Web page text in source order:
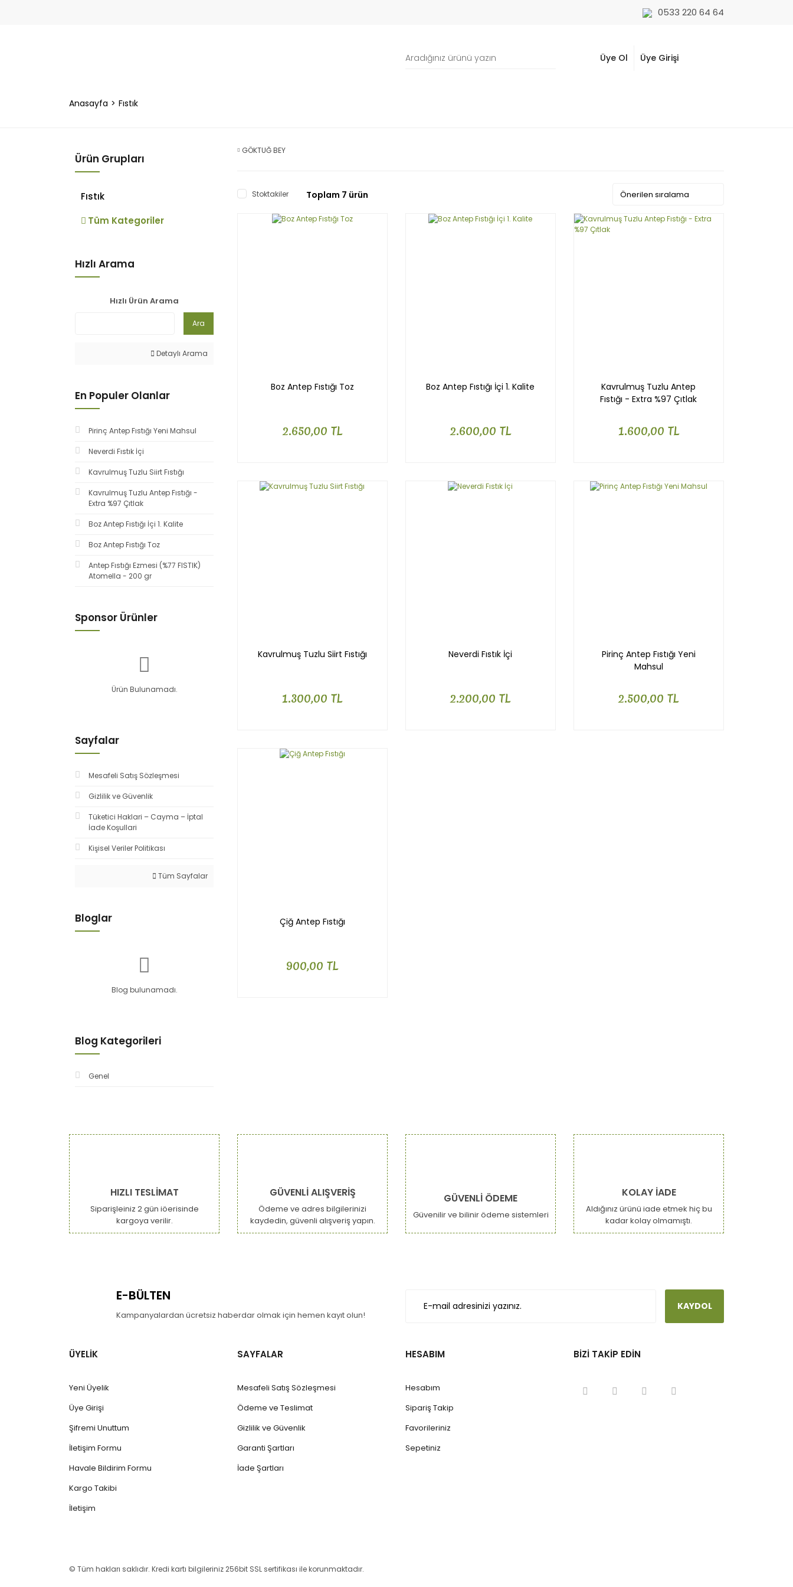
0533 220 64 64
Üye Ol Üye Girişi
Anasayfa Fıstık
Ürün Grupları
Fıstık
Tüm Kategoriler
Hızlı Arama
Hızlı Ürün Arama
Ara
Detaylı Arama
En Populer Olanlar
Pirinç Antep Fıstığı Yeni Mahsul
Neverdi Fıstık İçi
Kavrulmuş Tuzlu Siirt Fıstığı
Kavrulmuş Tuzlu Antep Fıstığı -
Extra %97 Çıtlak
Boz Antep Fıstığı İçi 1. Kalite
Boz Antep Fıstığı Toz
Antep Fıstığı Ezmesi (%77 FISTIK)
Atomella - 200 gr
Sponsor Ürünler
Ürün Bulunamadı.
Sayfalar
Mesafeli Satış Sözleşmesi
Gizlilik ve Güvenlik
Tüketici Haklari – Cayma – İptal
İade Koşullari
Kişisel Veriler Politikası
Tüm Sayfalar
Bloglar
Blog bulunamadı.
Blog Kategorileri
Genel
GÖKTUĞ BEY
Stoktakiler Toplam 7 ürün
Boz Antep Fıstığı Toz
2.650,00 TL
Boz Antep Fıstığı İçi 1. Kalite
2.600,00 TL
Kavrulmuş Tuzlu Antep
Fıstığı - Extra %97 Çıtlak
1.600,00 TL
Kavrulmuş Tuzlu Siirt Fıstığı
1.300,00 TL
Neverdi Fıstık İçi
2.200,00 TL
Pirinç Antep Fıstığı Yeni
Mahsul
2.500,00 TL
Çiğ Antep Fıstığı
900,00 TL
HIZLI TESLİMAT
Siparişleiniz 2 gün iöerisinde
kargoya verilir.
GÜVENLİ ALIŞVERİŞ
Ödeme ve adres bilgilerinizi
kaydedin, güvenli alışveriş yapın.
GÜVENLİ ÖDEME
Güvenilir ve bilinir ödeme sistemleri
KOLAY İADE
Aldığınız ürünü iade etmek hiç bu
kadar kolay olmamıştı.
E-BÜLTEN
Kampanyalardan ücretsiz haberdar olmak için hemen kayıt olun!
KAYDOL
ÜYELİK
Yeni Üyelik
Üye Girişi
Şifremi Unuttum
İletişim Formu
Havale Bildirim Formu
Kargo Takibi
İletişim
SAYFALAR
Mesafeli Satış Sözleşmesi
Ödeme ve Teslimat
Gizlilik ve Güvenlik
Garanti Şartları
İade Şartları
HESABIM
Hesabım
Sipariş Takip
Favorileriniz
Sepetiniz
BİZİ TAKİP EDİN
© Tüm hakları saklıdır. Kredi kartı bilgileriniz 256bit SSL sertifikası ile korunmaktadır.